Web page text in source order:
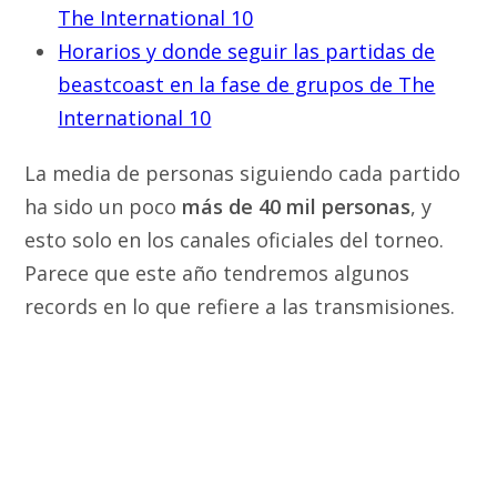
The International 10
Horarios y donde seguir las partidas de
beastcoast en la fase de grupos de The
International 10
La media de personas siguiendo cada partido
ha sido un poco más de 40 mil personas, y
esto solo en los canales oficiales del torneo.
Parece que este año tendremos algunos
records en lo que refiere a las transmisiones.